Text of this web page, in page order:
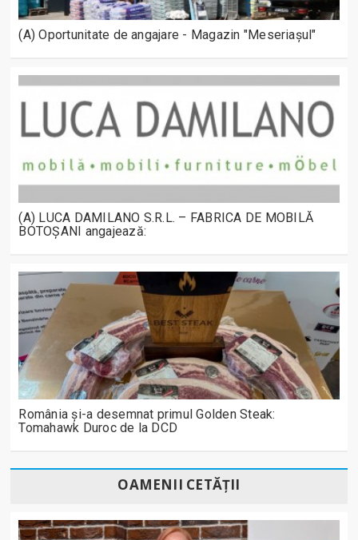
(A) Oportunitate de angajare - Magazin "Meseriașul"
(A) LUCA DAMILANO S.R.L. – FABRICA DE MOBILĂ
BOTOȘANI angajează:
România și-a desemnat primul Golden Steak:
Tomahawk Duroc de la DCD
OAMENII CETĂȚII